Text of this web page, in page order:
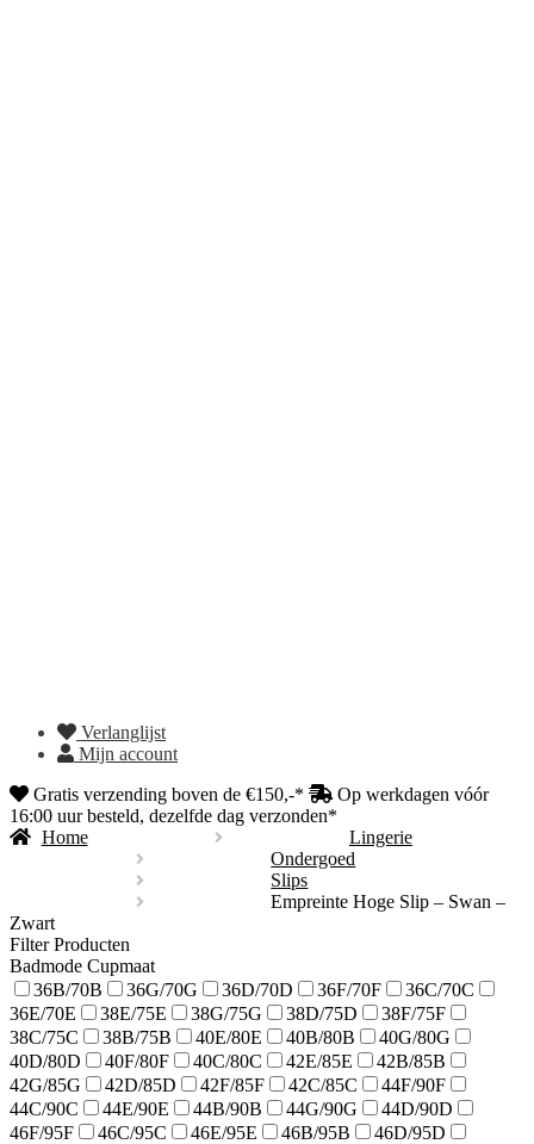
Verlanglijst
Mijn account
Gratis verzending boven de €150,-*
Op werkdagen vóór
16:00 uur besteld, dezelfde dag verzonden*
Home
Lingerie
Ondergoed
Slips
Empreinte Hoge Slip – Swan –
Zwart
Filter Producten
Badmode Cupmaat
36B/70B
36G/70G 36D/70D 36F/70F
36C/70C
36E/70E
38E/75E 38G/75G 38D/75D
38F/75F
38C/75C
38B/75B 40E/80E 40B/80B
40G/80G
40D/80D
40F/80F 40C/80C 42E/85E
42B/85B
42G/85G
42D/85D 42F/85F 42C/85C
44F/90F
44C/90C
44E/90E 44B/90B 44G/90G
44D/90D
46F/95F
46C/95C 46E/95E 46B/95B
46D/95D